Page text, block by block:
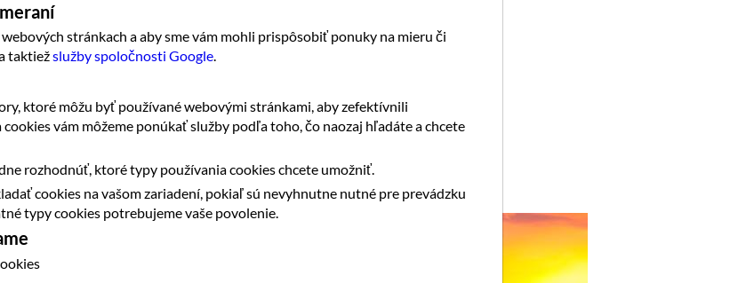
webových stránkach a aby sme vám mohli prispôsobiť ponuky na mieru či
taktiežslužby spoločnosti Google.
ktoré môžu byť používané webovými stránkami, aby zefektívnili
vám môžeme ponúkať služby podľa toho, čo naozaj hľadáte a chcete
rozhodnúť, ktoré typy používania cookies chcete umožniť.
cookies na vašom zariadení, pokiaľ sú nevyhnutne nutné pre prevádzku
typy cookies potrebujeme vaše povolenie.